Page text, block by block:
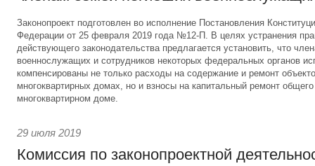
Законопроект подготовлен во исполнение Постановления
Федерации от 25 февраля 2019 года №12-П. В целях устранения
действующего законодательства предлагается установить, что
военнослужащих и сотрудников некоторых федеральных органов
компенсированы не только расходы на содержание и ремонт
многоквартирных домах, но и взносы на капитальный ремонт
многоквартирном доме.
29 июля 2019
Комиссия по законопроектной